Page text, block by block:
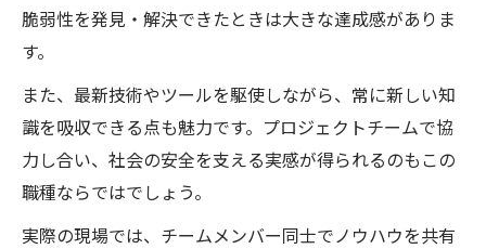
脆弱性を発見・解決できたときは大きな達成感がありま
す。
また、最新技術やツールを駆使しながら、常に新しい知
識を吸収できる点も魅力です。プロジェクトチームで協
力し合い、社会の安全を支える実感が得られるのもこの
職種ならではでしょう。
実際の現場では、チームメンバー同士でノウハウを共有